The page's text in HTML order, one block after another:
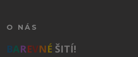
O NÁS
BAREVNÉ ŠITÍ!